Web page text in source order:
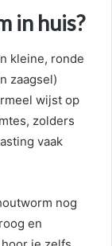
in huis?
kleine, ronde
zaagsel)
wijst op
zolders
vaak
nog
en